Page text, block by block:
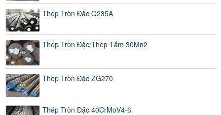
Thép Tròn Đặc Q235A
Thép Tròn Đặc/Thép Tấm 30Mn2
Thép Tròn Đặc ZG270
Thép Tròn Đặc 40CrMoV4-6